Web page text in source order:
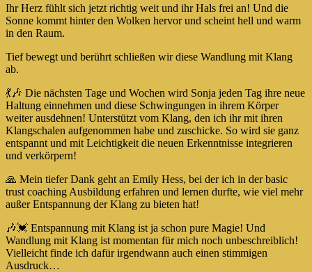
Ihr Herz fühlt sich jetzt richtig weit und ihr Hals frei an! Und die
Sonne kommt hinter den Wolken hervor und scheint hell und warm
in den Raum.
Tief bewegt und berührt schließen wir diese Wandlung mit Klang
ab.
💃🎶 Die nächsten Tage und Wochen wird Sonja jeden Tag ihre neue
Haltung einnehmen und diese Schwingungen in ihrem Körper
weiter ausdehnen! Unterstützt vom Klang, den ich ihr mit ihren
Klangschalen aufgenommen habe und zuschicke. So wird sie ganz
entspannt und mit Leichtigkeit die neuen Erkenntnisse integrieren
und verkörpern!
🙏 Mein tiefer Dank geht an Emily Hess, bei der ich in der basic
trust coaching Ausbildung erfahren und lernen durfte, wie viel mehr
außer Entspannung der Klang zu bieten hat!
🎶💓 Entspannung mit Klang ist ja schon pure Magie! Und
Wandlung mit Klang ist momentan für mich noch unbeschreiblich!
Vielleicht finde ich dafür irgendwann auch einen stimmigen
Ausdruck…